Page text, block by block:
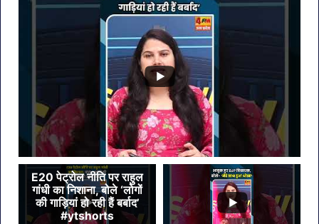
E20 पेट्रोल नीति पर राहुल
गांधी का निशाना, बोले ‘लोगों
की गाड़ियां हो रही हैं बर्बाद’
#ytshorts